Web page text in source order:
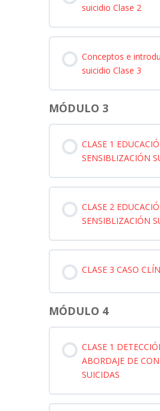
suicidio Clase 2
Conceptos e
suicidio Clase 3
MÓDULO 3
CLASE 1
SENSIBLIZACIÓN
CLASE 2
SENSIBLIZACIÓN
CLASE 3 CASO
MÓDULO 4
CLASE 1
ABORDAJE DE
SUICIDAS